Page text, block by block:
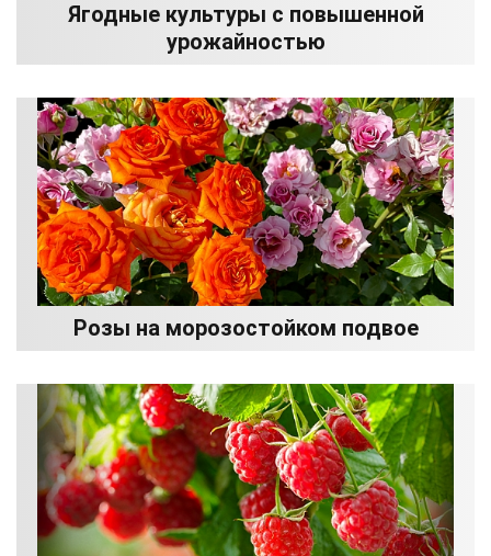
Ягодные культуры с повышенной
урожайностью
Розы на морозостойком подвое